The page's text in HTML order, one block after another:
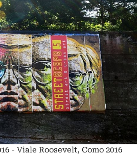
- Viale Roosevelt, Como 2016